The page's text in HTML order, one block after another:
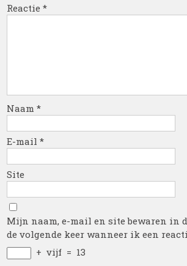
Reactie*
Naam*
E-mail*
Site
Mijn naam, e-mail en site bewaren in
de volgende keer wanneer ik een
+ vijf = 13